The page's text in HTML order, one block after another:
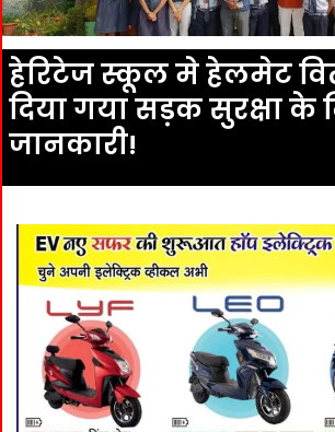
हेरिटेज स्कूल मे हेलमेट
दिया गया सड़क सुरक्षा के
जानकारी!